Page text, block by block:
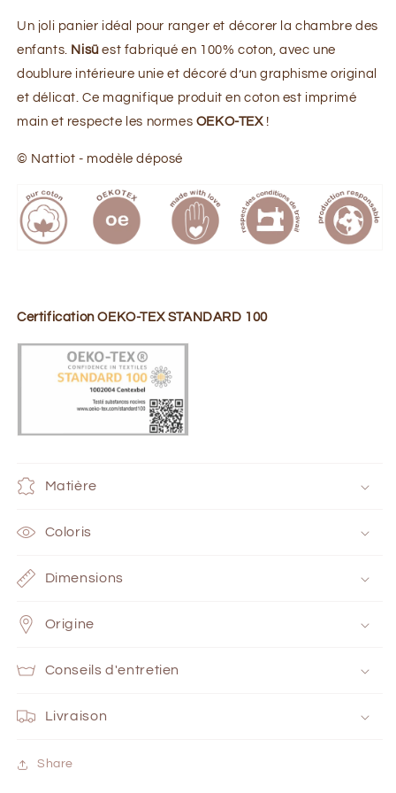
Un joli panier idéal pour ranger et décorer la chambre des
enfants.
Nisüest fabriqué en 100% coton, avec une
doublure intérieure unie et décoré d’un graphisme original
et délicat. Ce magnifique produit en coton est imprimé
main et respecte les normes OEKO-TEX!
© Nattiot - modèle déposé
Certification OEKO-TEX STANDARD 100
Matière
Coloris
Dimensions
Origine
Conseils d'entretien
Livraison
Share